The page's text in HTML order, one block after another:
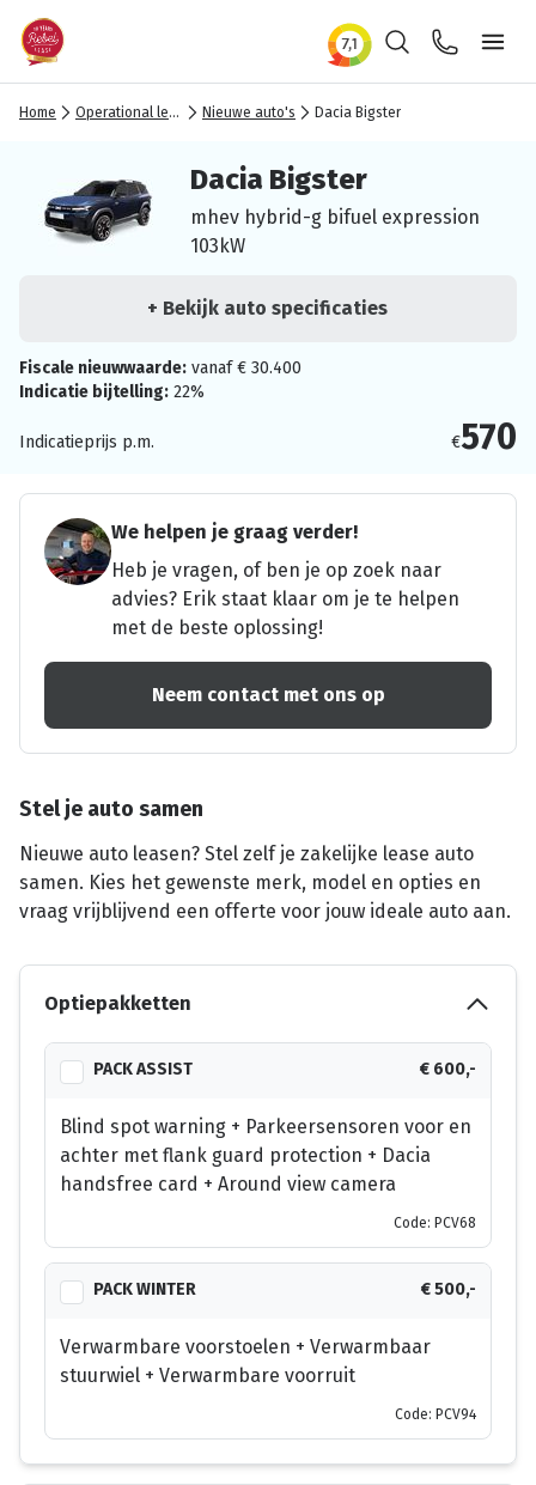
ZoekenContact
Home Operational lease Nieuwe auto's Dacia Bigster
Dacia Bigster
mhev hybrid-g bifuel expression
103kW
+ Bekijk auto specificaties
Fiscale nieuwwaarde: vanaf € 30.400
Indicatie bijtelling: 22%
Indicatieprijs p.m. €570
We helpen je graag verder!
Heb je vragen, of ben je op zoek naar
advies? Erik staat klaar om je te helpen
met de beste oplossing!
Neem contact met ons op
Stel je auto samen
Nieuwe auto leasen? Stel zelf je zakelijke lease auto
samen. Kies het gewenste merk, model en opties en
vraag vrijblijvend een offerte voor jouw ideale auto aan.
Optiepakketten
PACK ASSIST € 600,-
Blind spot warning + Parkeersensoren voor en
achter met flank guard protection + Dacia
handsfree card + Around view camera
Code: PCV68
PACK WINTER € 500,-
Verwarmbare voorstoelen + Verwarmbaar
stuurwiel + Verwarmbare voorruit
Code: PCV94